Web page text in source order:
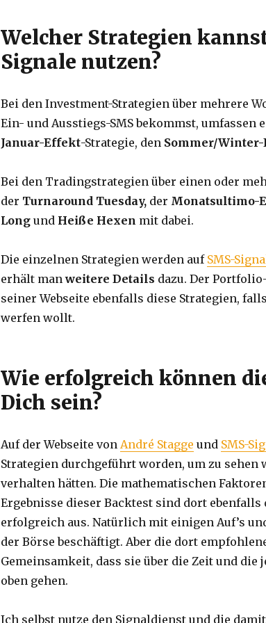
Welcher Strategien
Signale nutzen?
Bei den Investment-Strategien über mehrere
Ein- und Ausstiegs-SMS bekommst, umfassen
Januar-Effekt-Strategie, den Sommer/
Bei den Tradingstrategien über einen oder
der Turnaround Tuesday, der Monatsultimo-
Long und Heiße Hexen mit dabei.
Die einzelnen Strategien werden auf SMS-
erhält manweitere Details dazu. Der
seiner Webseite ebenfalls diese Strategien,
werfen wollt.
Wie erfolgreich können
Dich sein?
Auf der Webseite vonAndré Stagge und SMS-
Strategien durchgeführt worden, um zu sehen
verhalten hätten. Die mathematischen
Ergebnisse dieser Backtest sind dort ebenfalls
erfolgreich aus. Natürlich mit einigen Auf’s
der Börse beschäftigt. Aber die dort
Gemeinsamkeit, dass sie über die Zeit und
oben gehen.
Ich selbst nutze den Signaldienst und die